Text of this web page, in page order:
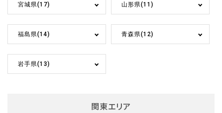
宮城県(17) 山形県(11)
福島県(14) 青森県(12)
岩手県(13)
関東エリア